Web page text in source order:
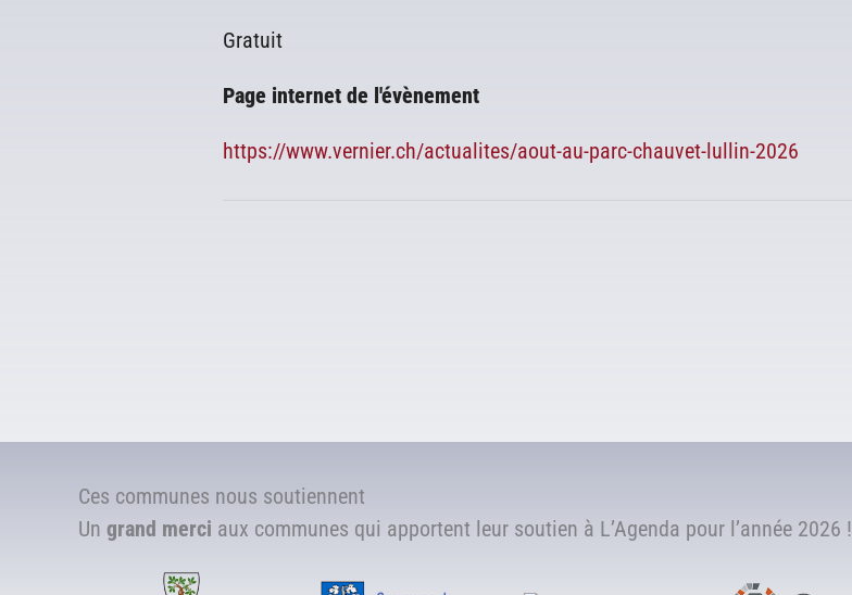
Gratuit
Page internet de l'évènement
https://www.vernier.ch/actualites/aout-au-parc-chauvet-lullin-2026
Ces communes nous soutiennent
Un grand merci aux communes qui apportent leur soutien à L’Agenda pour l’année 2026 !